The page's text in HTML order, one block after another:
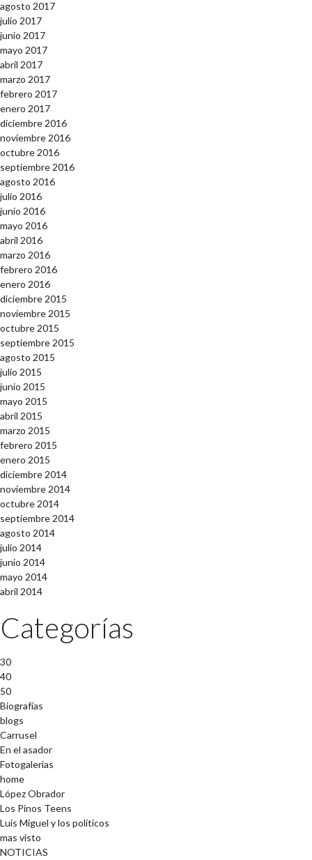
agosto 2017
julio 2017
junio 2017
mayo 2017
abril 2017
marzo 2017
febrero 2017
enero 2017
diciembre 2016
noviembre 2016
octubre 2016
septiembre 2016
agosto 2016
julio 2016
junio 2016
mayo 2016
abril 2016
marzo 2016
febrero 2016
enero 2016
diciembre 2015
noviembre 2015
octubre 2015
septiembre 2015
agosto 2015
julio 2015
junio 2015
mayo 2015
abril 2015
marzo 2015
febrero 2015
enero 2015
diciembre 2014
noviembre 2014
octubre 2014
septiembre 2014
agosto 2014
julio 2014
junio 2014
mayo 2014
abril 2014
Categorías
30
40
50
Biografías
blogs
Carrusel
En el asador
Fotogalerías
home
López Obrador
Los Pinos Teens
Luis Miguel y los políticos
mas visto
NOTICIAS